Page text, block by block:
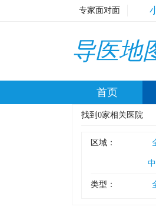
专家面对面
导医地
首页
找到 0家相关医院
区域：
类型：